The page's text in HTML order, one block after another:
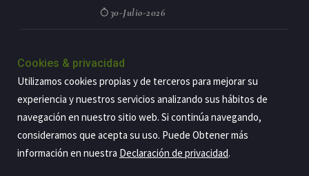
30-Julio-2026
negocio agro con un modelo global
de especialización presente en siete
países
29-Julio-2026
Cookies & privacidad
Utilizamos cookies propias y de terceros para mejorar su
experiencia y nuestros servicios analizando sus hábitos de
navegación en nuestro sitio web. Si continúa navegando,
consideramos que acepta su uso. Puede Obtener más
información en nuestra Declaración de privacidad.